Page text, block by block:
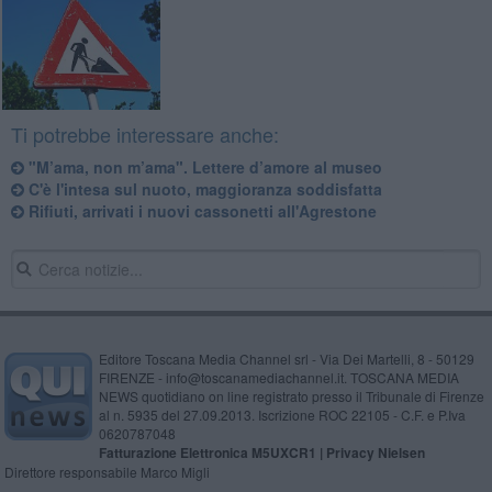
Ti potrebbe interessare anche:
"M’ama, non m’ama". Lettere d’amore al museo
C'è l'intesa sul nuoto, maggioranza soddisfatta
Rifiuti, arrivati i nuovi cassonetti all'Agrestone
Editore Toscana Media Channel srl - Via Dei Martelli, 8 - 50129
FIRENZE - info@toscanamediachannel.it. TOSCANA MEDIA
NEWS quotidiano on line registrato presso il Tribunale di Firenze
al n. 5935 del 27.09.2013. Iscrizione ROC 22105 - C.F. e P.Iva
0620787048
Fatturazione Elettronica M5UXCR1 | Privacy Nielsen
Direttore responsabile Marco Migli